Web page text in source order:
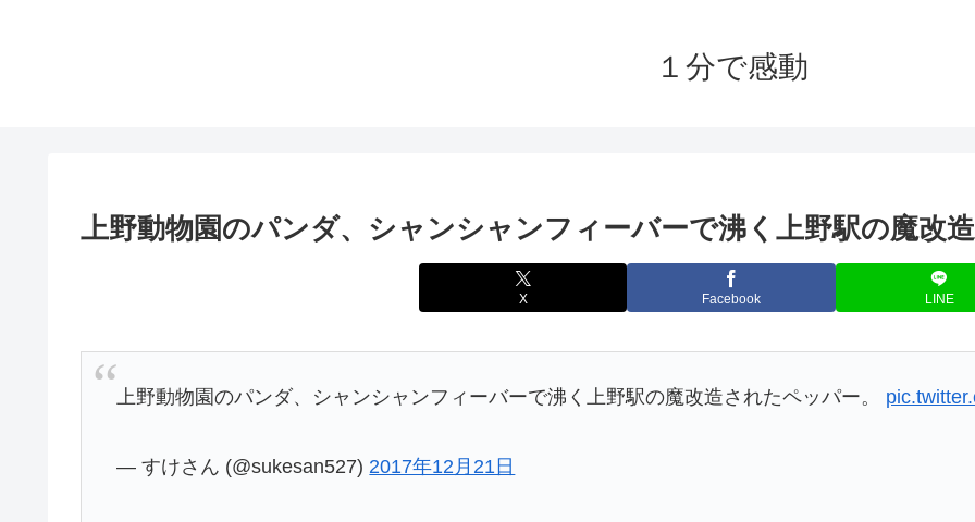
１分で感動
上野動物園のパンダ、シャンシャンフィーバーで沸く上野駅の魔改
X Facebook LINE
上野動物園のパンダ、シャンシャンフィーバーで沸く上野駅の魔改造されたペッパー。
— すけさん (@sukesan527) 2017年12月21日